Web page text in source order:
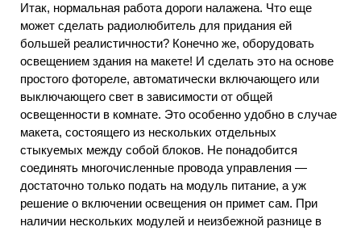
Итак, нормальная работа дороги налажена. Что еще
может сделать радиолюбитель для придания ей
большей реалистичности? Конечно же, оборудовать
освещением здания на макете! И сделать это на основе
простого фотореле, автоматически включающего или
выключающего свет в зависимости от общей
освещенности в комнате. Это особенно удобно в случае
макета, состоящего из нескольких отдельных
стыкуемых между собой блоков. Не понадобится
соединять многочисленные провода управления —
достаточно только подать на модуль питание, а уж
решение о включении освещения он примет сам. При
наличии нескольких модулей и неизбежной разнице в